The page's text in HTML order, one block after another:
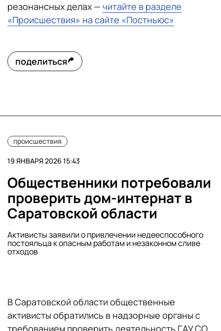
резонансных делах — читайте в разделе
«Происшествия» на сайте «Постньюс»
поделиться
происшествия
19 ЯНВАРЯ 2026 15:43
Общественники потребовали
проверить дом-интернат в
Саратовской области
Активисты заявили о привлечении недееспособного
постояльца к опасным работам и незаконном сливе
отходов
В Саратовской области общественные
активисты обратились в надзорные органы с
требованием проверить деятельность ГАУ СО